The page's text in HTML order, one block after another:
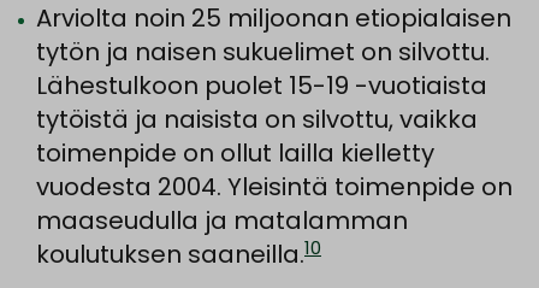
Arviolta noin 25 miljoonan etiopialaisen
tytön ja naisen sukuelimet on silvottu.
Lähestulkoon puolet 15-19 -vuotiaista
tytöistä ja naisista on silvottu, vaikka
toimenpide on ollut lailla kielletty
vuodesta 2004. Yleisintä toimenpide on
maaseudulla ja matalamman
koulutuksen saaneilla.10